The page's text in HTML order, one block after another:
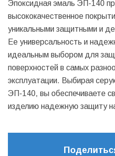
Эпоксидная эмаль ЭП-140
высококачественное
уникальными защитными и
Ее универсальность и
идеальным выбором для
поверхностей в самых
эксплуатации. Выбирая
ЭП-140, вы обеспечиваете
изделию надежную защиту